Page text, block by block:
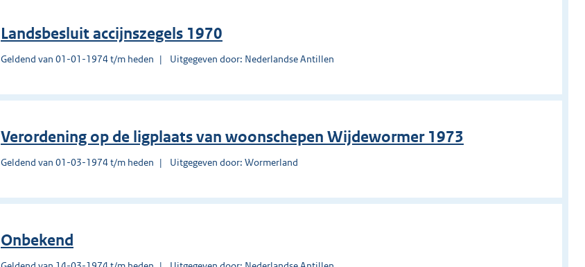
Landsbesluit accijnszegels 1970
Geldend van 01-01-1974 t/m heden Uitgegeven door: Nederlandse Antillen
Verordening op de ligplaats van woonschepen Wijdewormer 1973
Geldend van 01-03-1974 t/m heden Uitgegeven door: Wormerland
Onbekend